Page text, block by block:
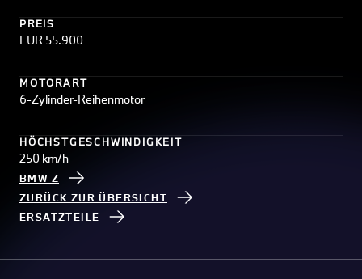
PREIS
EUR 55.900
MOTORART
6-Zylinder-Reihenmotor
HÖCHSTGESCHWINDIGKEIT
250 km/h
BMW Z
ZURÜCK ZUR ÜBERSICHT
ERSATZTEILE